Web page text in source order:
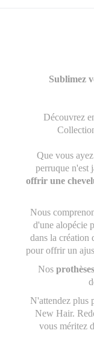
Sublimez
Découvrez
Que vous
perruque n'est
offrir une
Nous
d'une alopécie
dans la création
pour offrir un
Nos
N'attendez plus
New Hair.
vous méritez